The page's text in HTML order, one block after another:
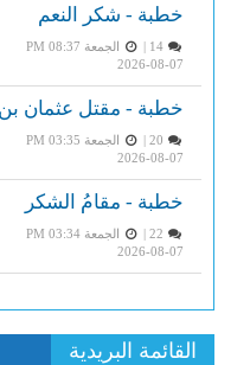
خطبة - شكر النعم
14 |
الجمعة PM 08:37
2026-08-07
خطبة - مقتل عثمان
الجمعة PM 03:35
2026-08-07
خطبة - مقامُ الشكر
الجمعة PM 03:34
2026-08-07
القائمة البريدية